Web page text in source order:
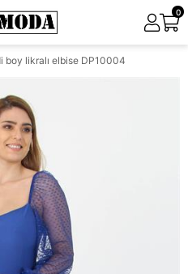
0
boy likralı elbise DP10004